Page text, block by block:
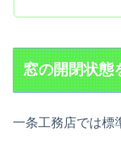
窓の開閉状態
一条工務店では標